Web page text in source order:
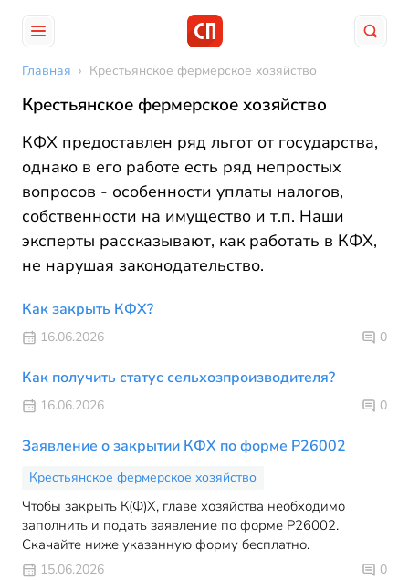
Главная › Крестьянское фермерское хозяйство
Крестьянское фермерское хозяйство
КФХ предоставлен ряд льгот от государства,
однако в его работе есть ряд непростых
вопросов - особенности уплаты налогов,
собственности на имущество и т.п. Наши
эксперты рассказывают, как работать в КФХ,
не нарушая законодательство.
Как закрыть КФХ?
16.06.2026 0
Как получить статус сельхозпроизводителя?
16.06.2026 0
Заявление о закрытии КФХ по форме Р26002
Крестьянское фермерское хозяйство
Чтобы закрыть К(Ф)Х, главе хозяйства необходимо
заполнить и подать заявление по форме Р26002.
Скачайте ниже указанную форму бесплатно.
15.06.2026 0